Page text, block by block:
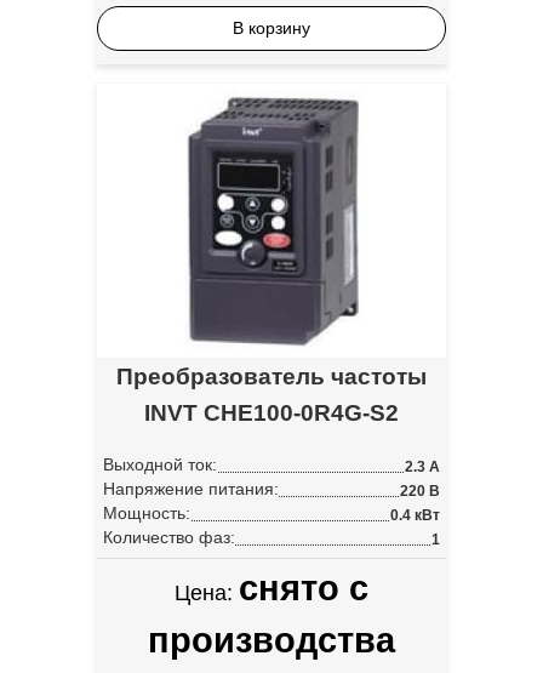
В корзину
Преобразователь частоты
INVT CHE100-0R4G-S2
Выходной ток: 2.3 А
Напряжение питания: 220 В
Мощность: 0.4 кВт
Количество фаз: 1
Цена: снято с
производства